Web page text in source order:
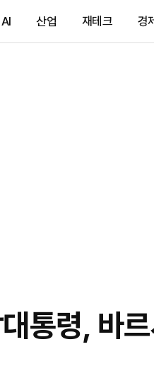
AI 산업 재테크 경제
통령, 바